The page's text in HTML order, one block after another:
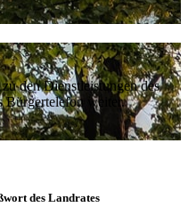
den Dienstleistungen des
Bürgertelefon weiter.
des Landrates